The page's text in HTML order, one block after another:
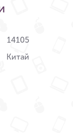
14105
Китай